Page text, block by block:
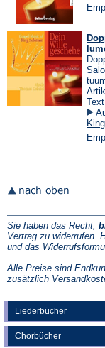
Liederbücher
Chorbücher
Sie haben das Recht,
Vertrag zu widerrufen.
und das
Alle Preise sind
zusätzlich